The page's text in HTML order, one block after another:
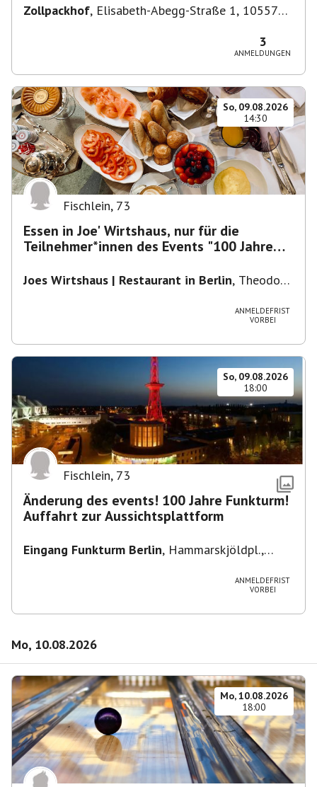
Zollpackhof, Elisabeth-Abegg-Straße 1, 10557
3
ANMELDUNGEN
So, 09.08.2026
14:30
Fischlein, 73
Essen in Joe' Wirtshaus, nur für die
Teilnehmer*innen des Events "100 Jahre
Joes Wirtshaus | Restaurant in Berlin, Theodor-
ANMELDEFRIST
VORBEI
So, 09.08.2026
18:00
Fischlein, 73
Änderung des events! 100 Jahre Funkturm!
Auffahrt zur Aussichtsplattform
Eingang Funkturm Berlin, Hammarskjöldpl.,
ANMELDEFRIST
VORBEI
Mo, 10.08.2026
Mo, 10.08.2026
18:00